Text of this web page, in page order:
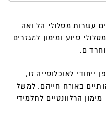
עשרות מסלולי הלוואה
סיוע ומימון למגזרים
ייחודי לאוכלוסייה זו,
באורח חייהם, למשל
הרלוונטיים לתלמידי